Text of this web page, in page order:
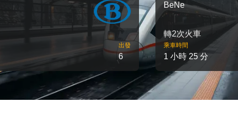
出發
6
BeNe
轉2次火車
乘車時間
1 小時 25 分